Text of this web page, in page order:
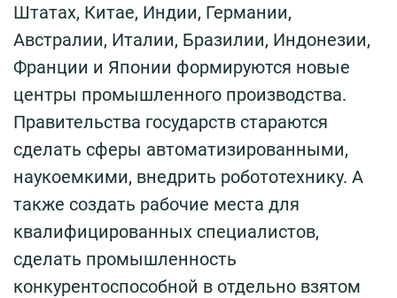
Штатах, Китае, Индии, Германии,
Австралии, Италии, Бразилии, Индонезии,
Франции и Японии формируются новые
центры промышленного производства.
Правительства государств стараются
сделать сферы автоматизированными,
наукоемкими, внедрить робототехнику. А
также создать рабочие места для
квалифицированных специалистов,
сделать промышленность
конкурентоспособной в отдельно взятом